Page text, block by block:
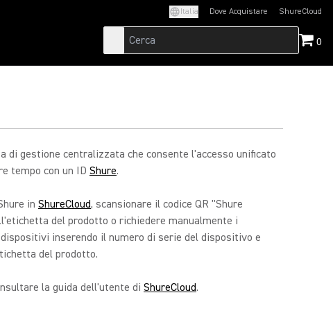
Italia Dove Acquistare ShureCloud
(Opens in a new
0
di gestione centralizzata che consente l'accesso unificato
tempo con un ID Shure.
in ShureCloud, scansionare il codice QR "Shure
del prodotto o richiedere manualmente i
inserendo il numero di serie del dispositivo e
del prodotto.
la guida dell'utente di ShureCloud.